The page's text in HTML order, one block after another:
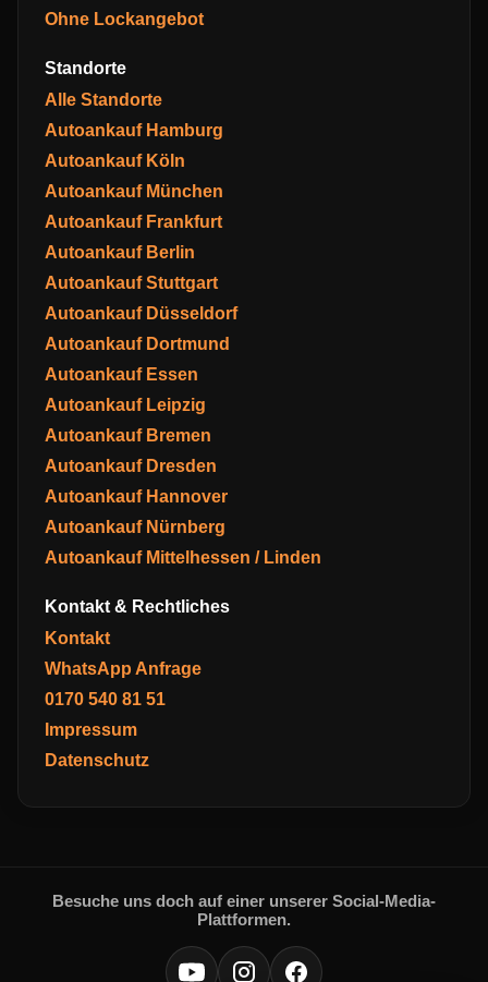
Ohne Lockangebot
Standorte
Alle Standorte
Autoankauf Hamburg
Autoankauf Köln
Autoankauf München
Autoankauf Frankfurt
Autoankauf Berlin
Autoankauf Stuttgart
Autoankauf Düsseldorf
Autoankauf Dortmund
Autoankauf Essen
Autoankauf Leipzig
Autoankauf Bremen
Autoankauf Dresden
Autoankauf Hannover
Autoankauf Nürnberg
Autoankauf Mittelhessen / Linden
Kontakt & Rechtliches
Kontakt
WhatsApp Anfrage
0170 540 81 51
Impressum
Datenschutz
Besuche uns doch auf einer unserer Social-Media-
Plattformen.